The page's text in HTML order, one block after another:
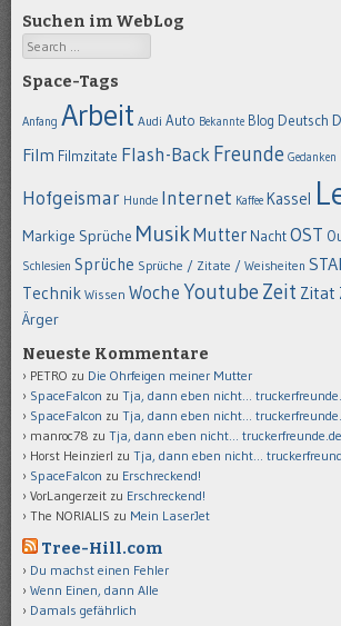
Suchen im WebLog
Search
Space-Tags
Anfang Arbeit Audi Auto Bekannte Blog Deutsch
Film Filmzitate Flash-BackFreunde Gedanken
Hofgeismar Hunde Internet Kaffee Kassel
Markige Sprüche MusikMutter NachtOST
Schlesien Sprüche Sprüche / Zitate / Weisheiten
Technik Wissen Woche Youtube Zeit Zitat
Ärger
Neueste Kommentare
PETRO zu Die Ohrfeigen meiner Mutter
SpaceFalcon zu Tja, dann eben nicht…
SpaceFalcon zu Tja, dann eben nicht…
manroc78 zu Tja, dann eben nicht… truckerfreunde.de
Horst Heinzierl zu Tja, dann eben nicht…
SpaceFalcon zu Erschreckend!
VorLangerzeit zu Erschreckend!
The NORIALIS zu Mein LaserJet
Tree-Hill.com
Du machst einen Fehler
Wenn Einen, dann Alle
Damals gefährlich